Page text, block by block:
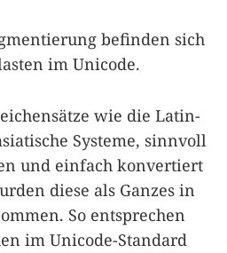
befinden sich
im Unicode.
wie die Latin-
Systeme, sinnvoll
und einfach konvertiert
diese als Ganzes in
So entsprechen
im Unicode-Standard